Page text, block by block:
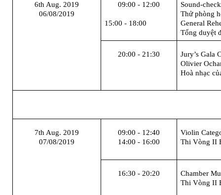
6th Aug. 2019
06/08/2019
09:00 - 12:00
15:00 - 18:00
Sound-check
Thử phòng
General
Tổng duyệt
20:00 - 21:30
Jury’s Gala
Olivier
Hoà nhạc
7th Aug. 2019
07/08/2019
09:00 - 12:40
14:00 - 16:00
Violin
Thi Vòng II
16:30 - 20:20
Chamber
Thi Vòng II